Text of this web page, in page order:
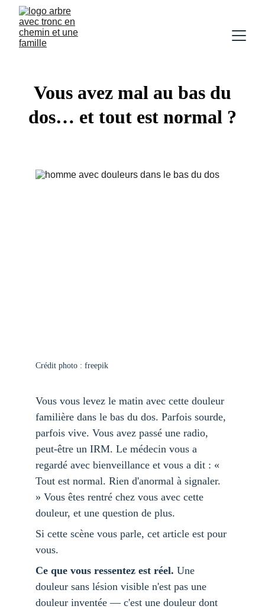
Vous avez mal au bas du
dos… et tout est normal ?
Vous vous levez le matin avec cette douleur
familière dans le bas du dos. Parfois sourde,
parfois vive. Vous avez passé une radio,
peut-être un IRM. Le médecin vous a
regardé avec bienveillance et vous a dit : «
Tout est normal. Rien d'anormal à signaler.
» Vous êtes rentré chez vous avec cette
douleur, et une question de plus.
Si cette scène vous parle, cet article est pour
vous.
Ce que vous ressentez est réel. Une
douleur sans lésion visible n'est pas une
douleur inventée — c'est une douleur dont
Crédit photo : freepik